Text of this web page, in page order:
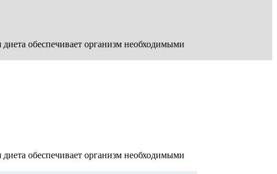
обеспечивает организм необходимыми
обеспечивает организм необходимыми